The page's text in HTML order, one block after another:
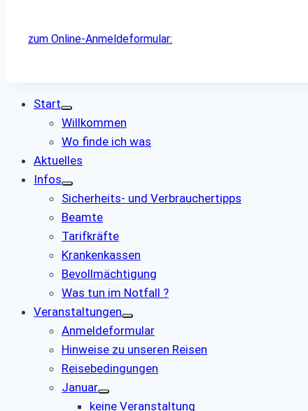
zum Online-Anmeldeformular:
Start
Willkommen
Wo finde ich was
Aktuelles
Infos
Sicherheits- und Verbrauchertipps
Beamte
Tarifkräfte
Krankenkassen
Bevollmächtigung
Was tun im Notfall ?
Veranstaltungen
Anmeldeformular
Hinweise zu unseren Reisen
Reisebedingungen
Januar
keine Veranstaltung